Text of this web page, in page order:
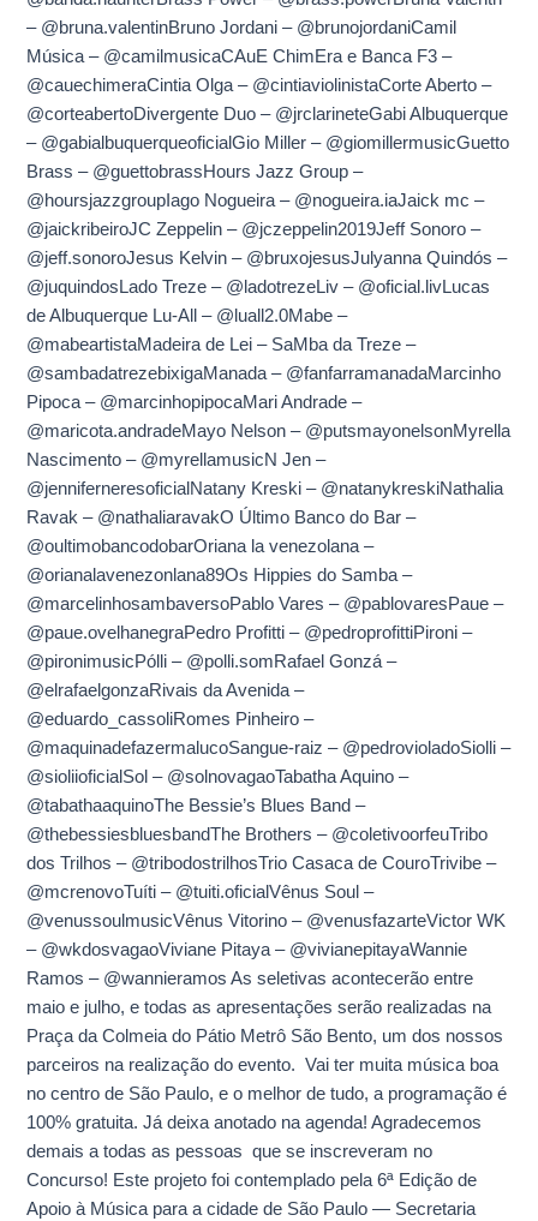
– @bruna.valentinBruno Jordani – @brunojordaniCamil
Música – @camilmusicaCAuE ChimEra e Banca F3 –
@cauechimeraCintia Olga – @cintiaviolinistaCorte Aberto –
@corteabertoDivergente Duo – @jrclarineteGabi Albuquerque
– @gabialbuquerqueoficialGio Miller – @giomillermusicGuetto
Brass – @guettobrassHours Jazz Group –
@hoursjazzgroupIago Nogueira – @nogueira.iaJaick mc –
@jaickribeiroJC Zeppelin – @jczeppelin2019Jeff Sonoro –
@jeff.sonoroJesus Kelvin – @bruxojesusJulyanna Quindós –
@juquindosLado Treze – @ladotrezeLiv – @oficial.livLucas
de Albuquerque Lu-All – @luall2.0Mabe –
@mabeartistaMadeira de Lei – SaMba da Treze –
@sambadatrezebixigaManada – @fanfarramanadaMarcinho
Pipoca – @marcinhopipocaMari Andrade –
@maricota.andradeMayo Nelson – @putsmayonelsonMyrella
Nascimento – @myrellamusicN Jen –
@jenniferneresoficialNatany Kreski – @natanykreskiNathalia
Ravak – @nathaliaravakO Último Banco do Bar –
@oultimobancodobarOriana la venezolana –
@orianalavenezonlana89Os Hippies do Samba –
@marcelinhosambaversoPablo Vares – @pablovaresPaue –
@paue.ovelhanegraPedro Profitti – @pedroprofittiPironi –
@pironimusicPólli – @polli.somRafael Gonzá –
@elrafaelgonzaRivais da Avenida –
@eduardo_cassoliRomes Pinheiro –
@maquinadefazermalucoSangue-raiz – @pedrovioladoSiolli –
@sioliioficialSol – @solnovagaoTabatha Aquino –
@tabathaaquinoThe Bessie’s Blues Band –
@thebessiesbluesbandThe Brothers – @coletivoorfeuTribo
dos Trilhos – @tribodostrilhosTrio Casaca de CouroTrivibe –
@mcrenovoTuíti – @tuiti.oficialVênus Soul –
@venussoulmusicVênus Vitorino – @venusfazarteVictor WK
– @wkdosvagaoViviane Pitaya – @vivianepitayaWannie
Ramos – @wannieramos As seletivas acontecerão entre
maio e julho, e todas as apresentações serão realizadas na
Praça da Colmeia do Pátio Metrô São Bento, um dos nossos
parceiros na realização do evento. Vai ter muita música boa
no centro de São Paulo, e o melhor de tudo, a programação é
100% gratuita. Já deixa anotado na agenda! Agradecemos
demais a todas as pessoas que se inscreveram no
Concurso! Este projeto foi contemplado pela 6ª Edição de
Apoio à Música para a cidade de São Paulo — Secretaria